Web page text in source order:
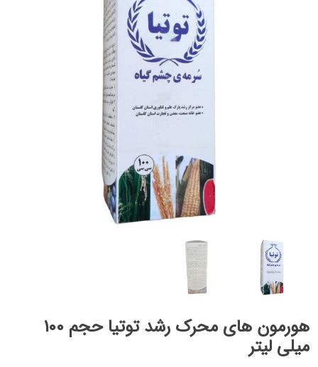
هورمون های محرک رشد توتیا حجم 100
میلی لیتر